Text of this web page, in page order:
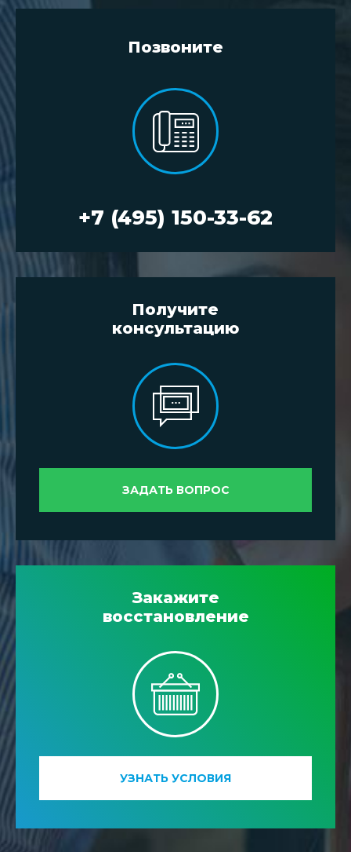
Позвоните
+7 (495) 150-33-62
Получите
консультацию
ЗАДАТЬ ВОПРОС
Закажите
восстановление
УЗНАТЬ УСЛОВИЯ